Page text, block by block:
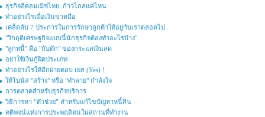
ธุรกิจอีคอมเมิซไทย..ก้าวไกลแค่ไหน
ทำอย่างไรเมื่อเงินขาดมือ
เคล็ดลับ 7 ประการในการรักษาลูกค้าให้อยู่กับเราตลอดไป
"วิกฤติเศรษฐกิจแบบนี้นักธุรกิจต้องทำอะไรบ้าง"
"ลูกหนี้" คือ "กับดัก" ของกระแสเงินสด
อย่าใช้เงินกู้ผิดประเภท
ทำอย่างไรให้อีกฝ่ายตอบ เยส (Yes) !
ให้โบนัส "สร้าง" หรือ "ทำลาย" กำลังใจ
การตลาดสำหรับธุรกิจบริการ
วิธีการหา “ตัวช่วย” สำหรับแก้ไขปัญหาหนี้สิน
คติพจน์แห่งการประพฤติตนในสถานที่ทำงาน